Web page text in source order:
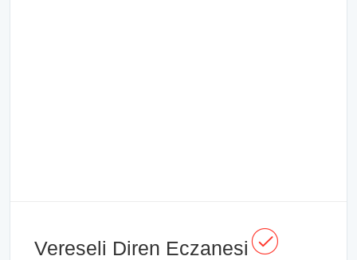
Vereseli Diren Eczanesi